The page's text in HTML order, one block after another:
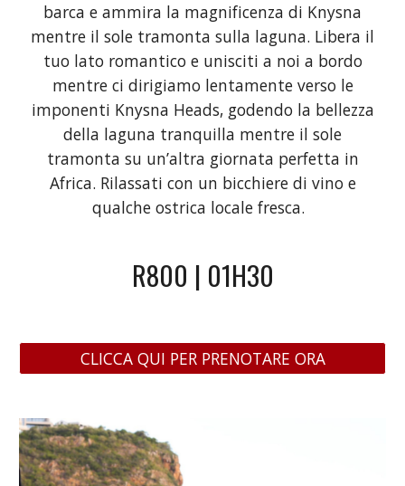
barca e ammira la magnificenza di Knysna
mentre il sole tramonta sulla laguna. Libera il
tuo lato romantico e unisciti a noi a bordo
mentre ci dirigiamo lentamente verso le
imponenti Knysna Heads, godendo la bellezza
della laguna tranquilla mentre il sole
tramonta su un’altra giornata perfetta in
Africa. Rilassati con un bicchiere di vino e
qualche ostrica locale fresca.
R800 | 01H30
CLICCA QUI PER PRENOTARE ORA